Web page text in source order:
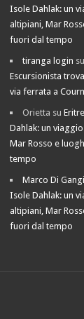
Isole Dahlak: un
altipiani, Mar
fuori dal tempo
tiranga login su
Escursionista
via ferrata a
Orietta su
Dahlak: un
Mar Rosso e
tempo
Marco Di Gangi
Isole Dahlak: un
altipiani, Mar
fuori dal tempo